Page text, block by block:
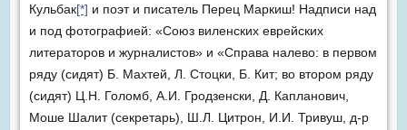
Кульбак[*] и поэт и писатель Перец Маркиш! Надписи над
и под фотографией: «Союз виленских еврейских
литераторов и журналистов» и «Справа налево: в первом
ряду (сидят) Б. Махтей, Л. Стоцки, Б. Кит; во втором ряду
(сидят) Ц.Н. Голомб, А.И. Гродзенски, Д. Капланович,
Моше Шалит (секретарь), Ш.Л. Цитрон, И.И. Тривуш, д-р